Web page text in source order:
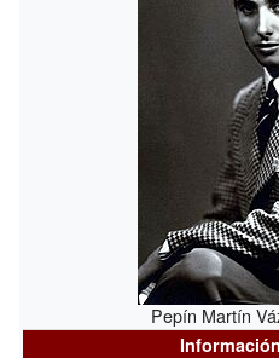
Pepín Martín